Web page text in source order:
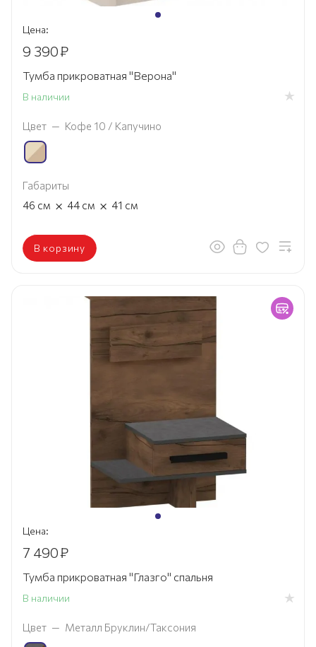
Цена:
9 390₽
Тумба прикроватная "Верона"
В наличии
Цвет — Кофе 10 / Капучино
Габариты
46 см × 44 см × 41 см
В корзину
Цена:
7 490₽
Тумба прикроватная "Глазго" спальня
В наличии
Цвет — Металл Бруклин/Таксония